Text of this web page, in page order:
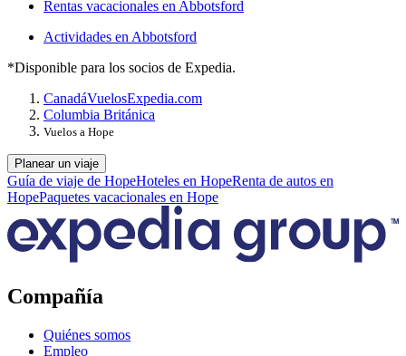
Rentas vacacionales en Abbotsford
Actividades en Abbotsford
*Disponible para los socios de Expedia.
CanadáVuelosExpedia.com
Columbia Británica
Vuelos a Hope
Planear un viaje
Guía de viaje de HopeHoteles en HopeRenta de autos en
HopePaquetes vacacionales en Hope
Compañía
Quiénes somos
Empleo